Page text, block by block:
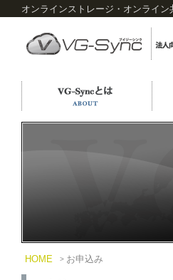
オンラインストレージ・オンライ
HOME お申込み